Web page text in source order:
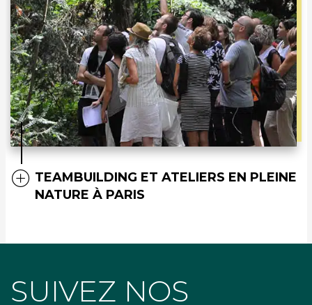
TEAMBUILDING ET ATELIERS EN PLEINE
NATURE À PARIS
SUIVEZ NOS